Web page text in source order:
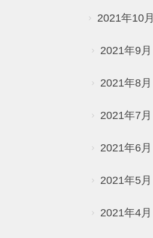
2021年10月
2021年9月
2021年8月
2021年7月
2021年6月
2021年5月
2021年4月